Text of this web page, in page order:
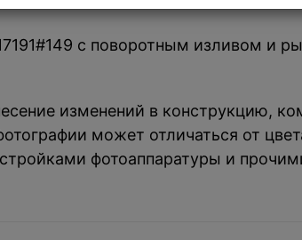
с поворотным изливом и
изменений в конструкцию,
может отличаться от
фотоаппаратуры и